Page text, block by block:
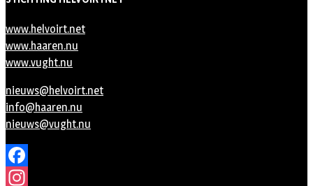
www.helvoirt.net
www.haaren.nu
www.vught.nu
nieuws@helvoirt.net
info@haaren.nu
nieuws@vught.nu
Facebook